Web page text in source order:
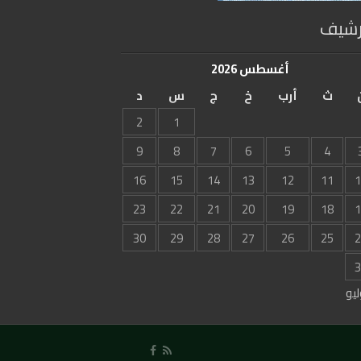
أغسطس 2026
ث أرب خ ج س
د
1
2
4
5
6
7
8
9
11
12
13
14
15
16
18
19
20
21
22
23
25
26
27
28
29
30